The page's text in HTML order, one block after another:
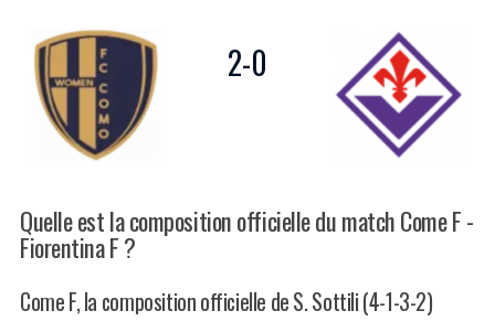
2-0
Quelle est la composition officielle du match Come F -
Fiorentina F ?
Come F, la composition officielle de S. Sottili (4-1-3-2)